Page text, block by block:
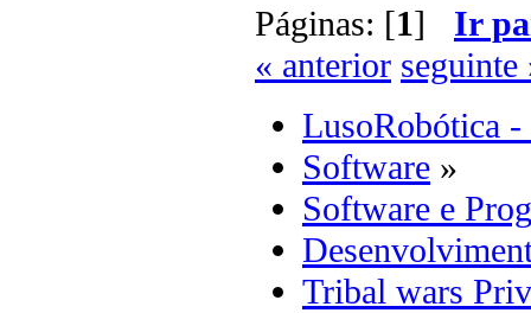
Páginas: [1] Ir
« anterior seguinte
LusoRobótica -
Software »
Software e
Tribal wars